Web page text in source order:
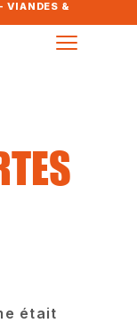
VIANDES &
était